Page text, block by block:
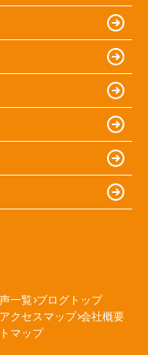
一覧 ブログトップ
アクセスマップ 会社概要
マップ